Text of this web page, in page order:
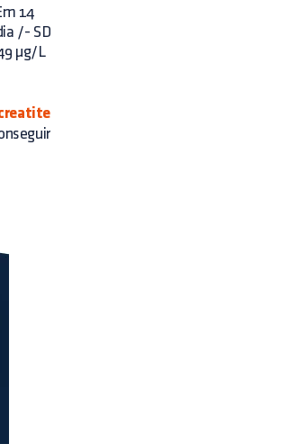
14
/- SD
µg/L